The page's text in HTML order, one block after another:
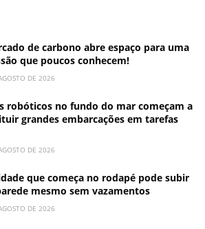
de carbono abre espaço para uma
que poucos conhecem!
DE 2026
robóticos no fundo do mar começam a
grandes embarcações em tarefas
DE 2026
que começa no rodapé pode subir
mesmo sem vazamentos
DE 2026